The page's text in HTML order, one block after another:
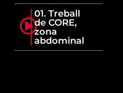
01. Treball
de CORE,
zona
abdominal